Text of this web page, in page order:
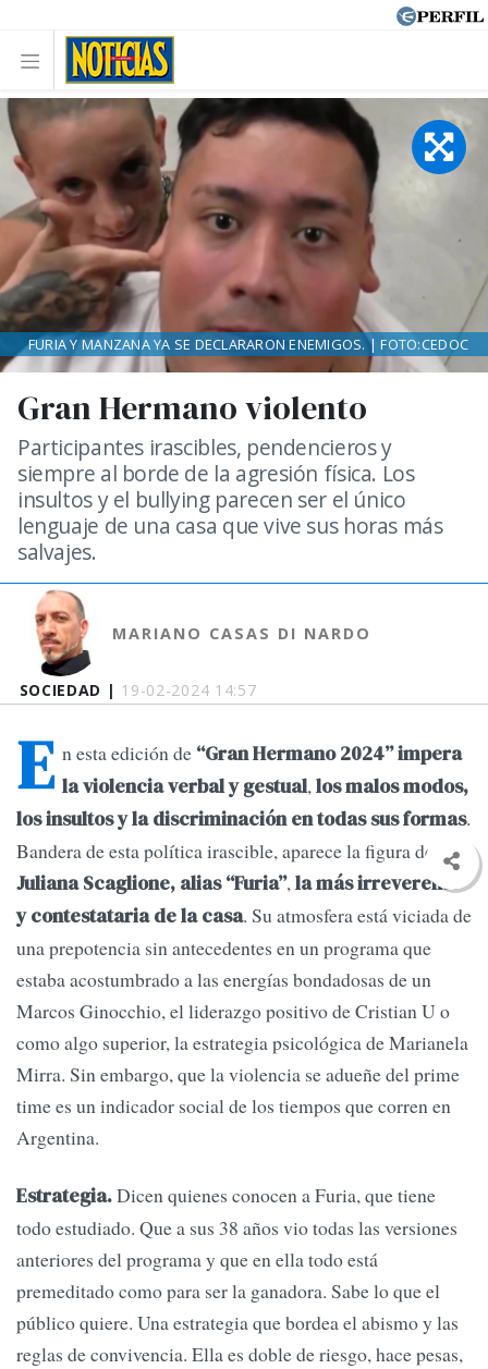
SOCIEDAD | 19-02-2024 14:57
Gran Hermano violento
Participantes irascibles, pendencieros y
siempre al borde de la agresión física. Los
insultos y el bullying parecen ser el único
lenguaje de una casa que vive sus horas más
salvajes.
MARIANO CASAS DI NARDO
FURIA Y MANZANA YA SE DECLARARON ENEMIGOS. | FOTO:CEDOC
E n esta edición de “Gran Hermano 2024” impera
la violencia verbal y gestual,los malos modos,
los insultos y la discriminación en todas sus formas.
Bandera de esta política irascible, aparece la figura de
Juliana Scaglione, alias “Furia”,la más irreverente
y contestataria de la casa. Su atmosfera está viciada de
una prepotencia sin antecedentes en un programa que
estaba acostumbrado a las energías bondadosas de un
Marcos Ginocchio, el liderazgo positivo de Cristian U o
como algo superior, la estrategia psicológica de Marianela
Mirra. Sin embargo, que la violencia se adueñe del prime
time es un indicador social de los tiempos que corren en
Argentina.
Estrategia.Dicen quienes conocen a Furia, que tiene
todo estudiado. Que a sus 38 años vio todas las versiones
anteriores del programa y que en ella todo está
premeditado como para ser la ganadora. Sabe lo que el
público quiere. Una estrategia que bordea el abismo y las
reglas de convivencia. Ella es doble de riesgo, hace pesas,